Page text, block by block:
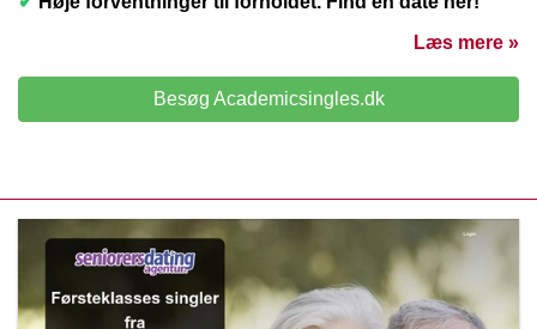
Læs mere »
Besøg Academicsingles.dk